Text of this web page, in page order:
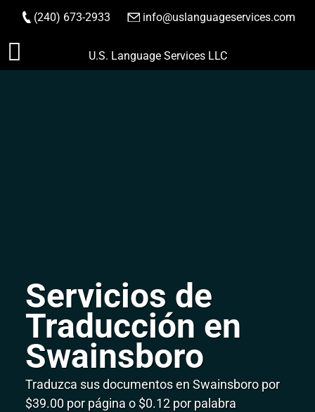
Saltar
(240) 673-2933 info@uslanguageservices.com
HACER PEDIDO
U.S. Language Services LLC
Servicios de
Traducción en
Swainsboro
Traduzca sus documentos en Swainsboro por
$39.00 por página o $0.12 por palabra